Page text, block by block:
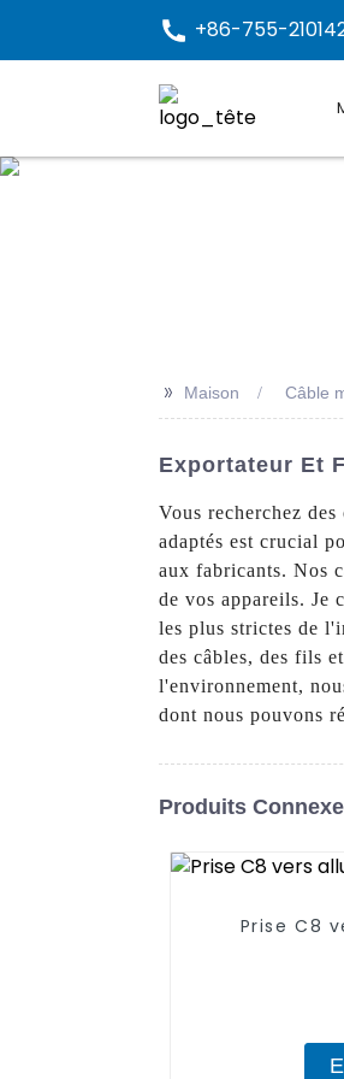
+86-755-
>> Maison Câble
Exportateur Et
Vous recherchez
adaptés est crucial
aux fabricants. Nos
de vos appareils. Je
les plus strictes de
des câbles, des fils
l'environnement,
dont nous pouvons
Produits
Prise C8